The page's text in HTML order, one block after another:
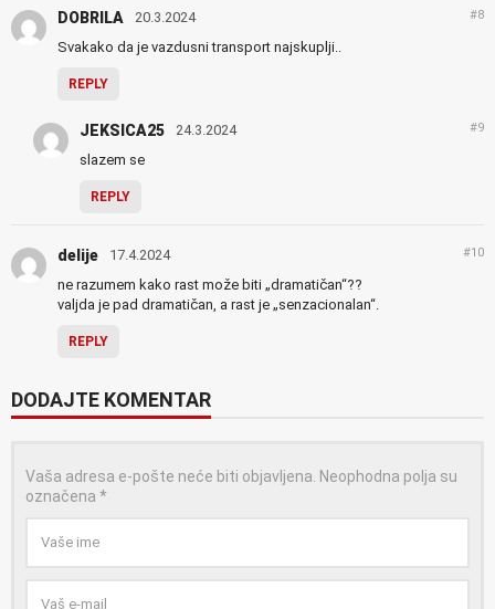
DOBRILA 20.3.2024 #8
Svakako da je vazdusni transport najskuplji..
REPLY
JEKSICA25 24.3.2024 #9
slazem se
REPLY
delije 17.4.2024 #10
ne razumem kako rast može biti „dramatičan“??
valjda je pad dramatičan, a rast je „senzacionalan“.
REPLY
DODAJTE KOMENTAR
Vaša adresa e-pošte neće biti objavljena. Neophodna polja su
označena *